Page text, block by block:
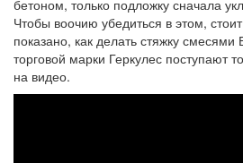
бетоном, только подложку сначала
Чтобы воочию убедиться в этом,
показано, как делать стяжку
торговой марки Геркулес поступают
на видео.